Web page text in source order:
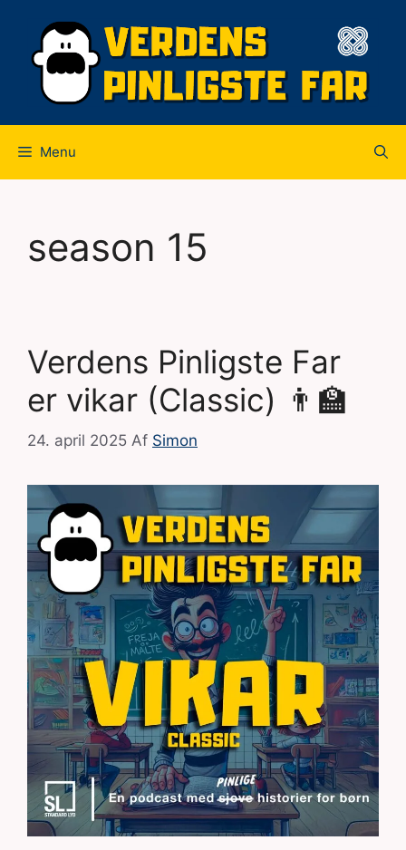
indhold
Menu
season 15
Verdens Pinligste Far
er vikar (Classic) 👨‍🏫
24. april 2025 Af Simon